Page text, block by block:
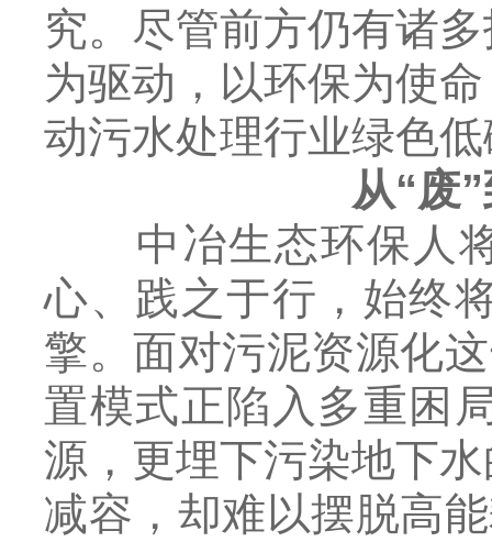
究。尽管前方仍有诸
为驱动，以环保为使
动污水处理行业绿色
从“废
中冶生态环保人将
心、践之于行，始终
擎。面对污泥资源化
置模式正陷入多重困
源，更埋下污染地下
减容，却难以摆脱高